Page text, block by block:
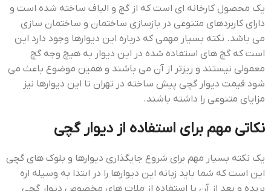
یک محصول کارخانه ای است که از گچ و الیاف ساخته شده است و
دارای کاربردهای متنوعی در بازسازی ساختمان و ساختمان سازی
می باشد. نکته بسیار مهمی که درباره این دیوارها وجود دارد این
است که گچ های استفاده شده در این دیوار به هیچ وجه گچ
معمولی نیستند و ریزتر از آن می باشند و همین موضوع باعث می
شود قيمت ديوار گچي پيش ساخته در تهران تا این دیوارها نیز
مزایای متنوعی را داشته باشند.
نکاتی مهم برای استفاده از دیوار گچی
یک نکته بسیار مهم برای شروع جایگذاری دیوارها و بلوک های گچی
این است که شما باید زبانه این دیوارها را در ابتدا به وسیله اره
بریده و بعد از آن با استفاده از ملات های مخصوص دیوار گچی